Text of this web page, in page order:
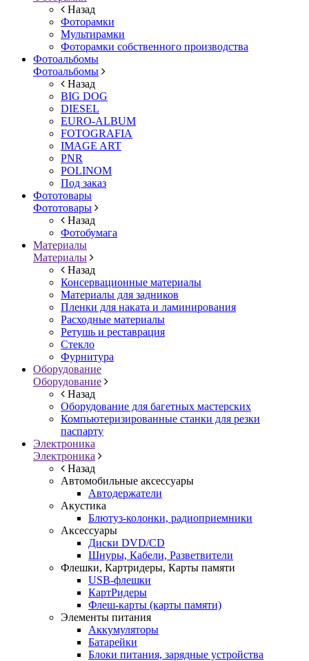
Назад
Фоторамки
Мультирамки
Фоторамки собственного производства
Фотоальбомы
Фотоальбомы
Назад
BIG DOG
DIESEL
EURO-ALBUM
FOTOGRAFIA
IMAGE ART
PNR
POLINOM
Под заказ
Фототовары
Фототовары
Назад
Фотобумага
Материалы
Материалы
Назад
Консервационные материалы
Материалы для задников
Пленки для наката и ламинирования
Расходные материалы
Ретушь и реставрация
Стекло
Фурнитура
Оборудование
Оборудование
Назад
Оборудование для багетных мастерских
Компьютеризированные станки для резки
паспарту
Электроника
Электроника
Назад
Автомобильные аксессуары
Автодержатели
Акустика
Блютуз-колонки, радиоприемники
Аксессуары
Диски DVD/CD
Шнуры, Кабели, Разветвители
Флешки, Картридеры, Карты памяти
USB-флешки
КартРидеры
Флеш-карты (карты памяти)
Элементы питания
Аккумуляторы
Батарейки
Блоки питания, зарядные устройства